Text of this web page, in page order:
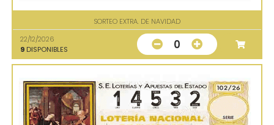
SORTEO EXTRA. DE NAVIDAD
22/12/2026
9 DISPONIBLES 0